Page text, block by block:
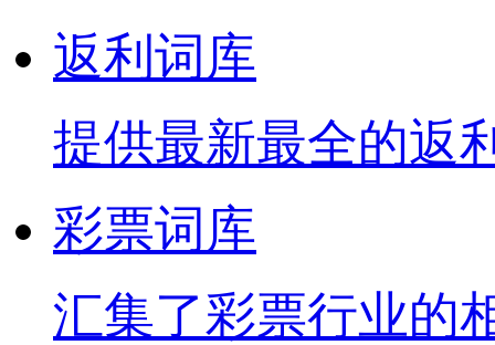
返利词库
提供最新最全的返
彩票词库
汇集了彩票行业的